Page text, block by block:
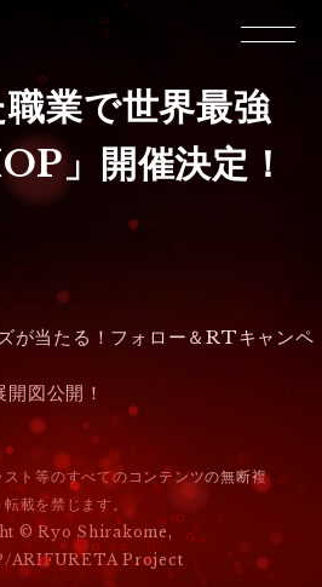
職業で世界最強
」開催決定！
が当たる！フォロー＆RTキャンペ
図公開！
ト等のすべてのコンテンツの無断複
載を禁じます。
© Ryo Shirakome,
ARIFURETA Project